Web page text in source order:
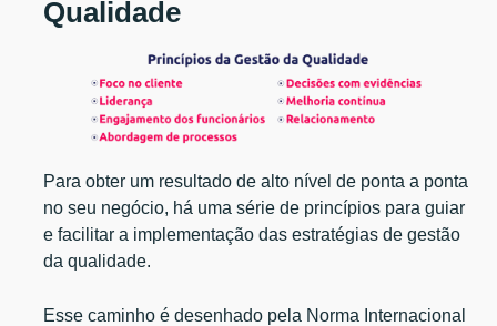
Qualidad e
Para obter um resultado de alto nível de ponta a ponta
no seu negócio, há uma série de princípios para guiar
e facilitar a implementação das estratégias de gestão
da qualidade.
Esse caminho é desenhado pela Norma Internacional